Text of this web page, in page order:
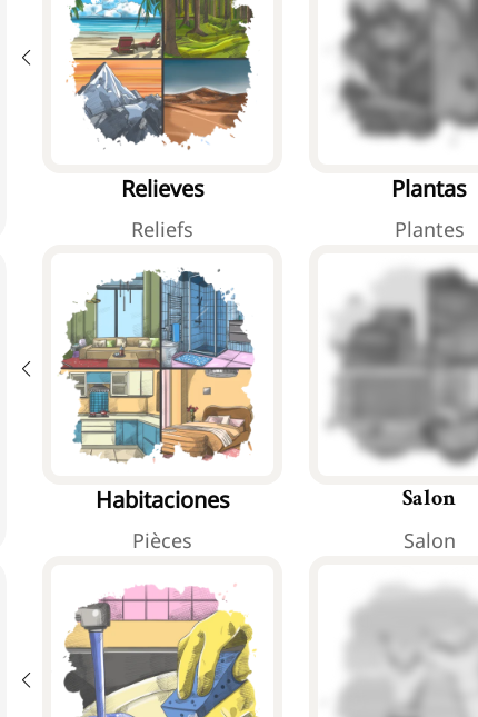
Relieves
Reliefs
Plantas
Plantes
Habitaciones
Pièces
Salon
Salon